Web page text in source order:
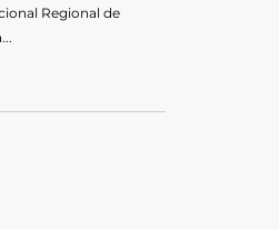
Regional de